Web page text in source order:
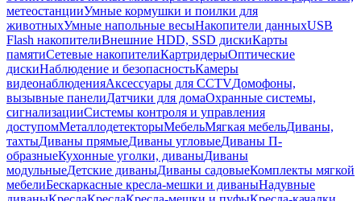
метеостанцииУмные кормушки и поилки для
животныхУмные напольные весыНакопители данныхUSB
Flash накопителиВнешние HDD, SSD дискиКарты
памятиСетевые накопителиКартридерыОптические
дискиНаблюдение и безопасностьКамеры
видеонаблюденияАксессуары для CCTVДомофоны,
вызывные панелиДатчики для домаОхранные системы,
сигнализацииСистемы контроля и управления
доступомМеталлодетекторыМебельМягкая мебельДиваны,
тахтыДиваны прямыеДиваны угловыеДиваны П-
образныеКухонные уголки, диваныДиваны
модульныеДетские диваныДиваны садовыеКомплекты мягкой
мебелиБескаркасные кресла-мешки и диваныНадувные